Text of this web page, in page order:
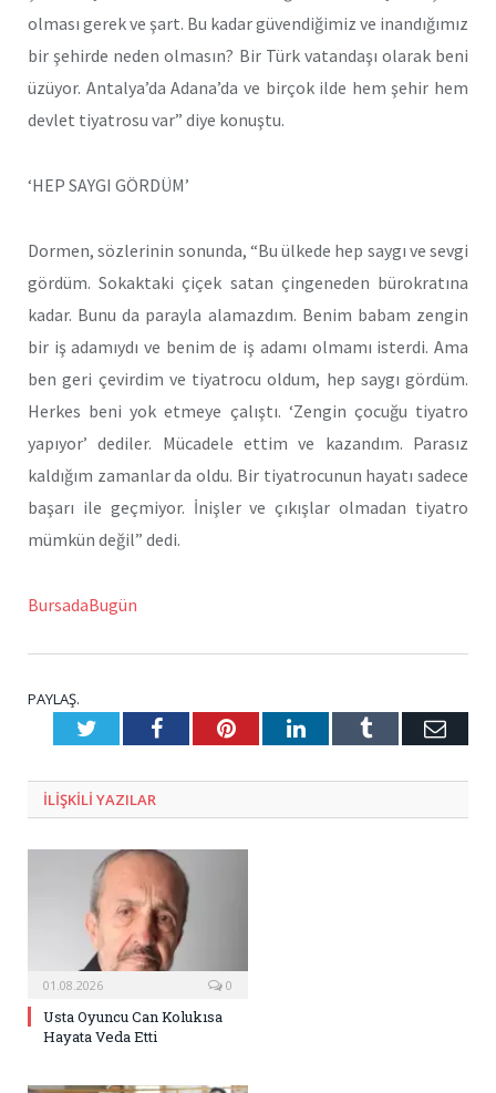
olması gerek ve şart. Bu kadar güvendiğimiz ve inandığımız
bir şehirde neden olmasın? Bir Türk vatandaşı olarak beni
üzüyor. Antalya’da Adana’da ve birçok ilde hem şehir hem
devlet tiyatrosu var” diye konuştu.
‘HEP SAYGI GÖRDÜM’
Dormen, sözlerinin sonunda, “Bu ülkede hep saygı ve sevgi
gördüm. Sokaktaki çiçek satan çingeneden bürokratına
kadar. Bunu da parayla alamazdım. Benim babam zengin
bir iş adamıydı ve benim de iş adamı olmamı isterdi. Ama
ben geri çevirdim ve tiyatrocu oldum, hep saygı gördüm.
Herkes beni yok etmeye çalıştı. ‘Zengin çocuğu tiyatro
yapıyor’ dediler. Mücadele ettim ve kazandım. Parasız
kaldığım zamanlar da oldu. Bir tiyatrocunun hayatı sadece
başarı ile geçmiyor. İnişler ve çıkışlar olmadan tiyatro
mümkün değil” dedi.
BursadaBugün
PAYLAŞ.
TwitterFacebookPinterestLinkedInTumblr E-
ILIŞKILI YAZILAR
01.08.2026 0
Usta Oyuncu Can Kolukısa
Hayata Veda Etti